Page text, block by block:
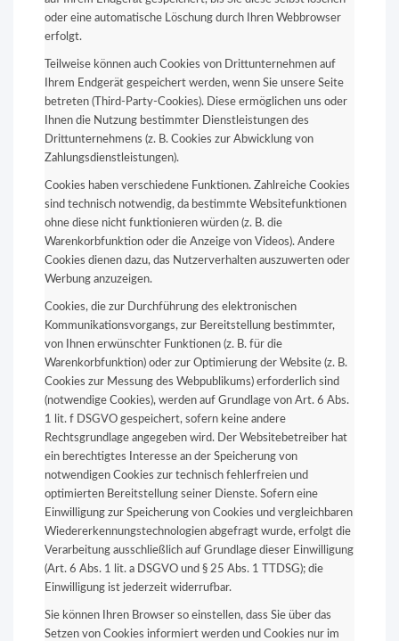
oder eine automatische Löschung durch Ihren Webbrowser
erfolgt.
Teilweise können auch Cookies von Drittunternehmen auf
Ihrem Endgerät gespeichert werden, wenn Sie unsere Seite
betreten (Third-Party-Cookies). Diese ermöglichen uns oder
Ihnen die Nutzung bestimmter Dienstleistungen des
Drittunternehmens (z. B. Cookies zur Abwicklung von
Zahlungsdienstleistungen).
Cookies haben verschiedene Funktionen. Zahlreiche Cookies
sind technisch notwendig, da bestimmte Websitefunktionen
ohne diese nicht funktionieren würden (z. B. die
Warenkorbfunktion oder die Anzeige von Videos). Andere
Cookies dienen dazu, das Nutzerverhalten auszuwerten oder
Werbung anzuzeigen.
Cookies, die zur Durchführung des elektronischen
Kommunikationsvorgangs, zur Bereitstellung bestimmter,
von Ihnen erwünschter Funktionen (z. B. für die
Warenkorbfunktion) oder zur Optimierung der Website (z. B.
Cookies zur Messung des Webpublikums) erforderlich sind
(notwendige Cookies), werden auf Grundlage von Art. 6 Abs.
1 lit. f DSGVO gespeichert, sofern keine andere
Rechtsgrundlage angegeben wird. Der Websitebetreiber hat
ein berechtigtes Interesse an der Speicherung von
notwendigen Cookies zur technisch fehlerfreien und
optimierten Bereitstellung seiner Dienste. Sofern eine
Einwilligung zur Speicherung von Cookies und vergleichbaren
Wiedererkennungstechnologien abgefragt wurde, erfolgt die
Verarbeitung ausschließlich auf Grundlage dieser Einwilligung
(Art. 6 Abs. 1 lit. a DSGVO und § 25 Abs. 1 TTDSG); die
Einwilligung ist jederzeit widerrufbar.
Sie können Ihren Browser so einstellen, dass Sie über das
Setzen von Cookies informiert werden und Cookies nur im